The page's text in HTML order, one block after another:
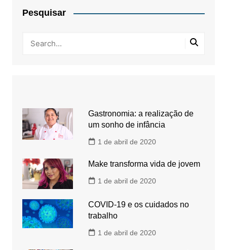
Pesquisar
Gastronomia: a realização de
um sonho de infância
1 de abril de 2020
Make transforma vida de jovem
1 de abril de 2020
COVID-19 e os cuidados no
trabalho
1 de abril de 2020